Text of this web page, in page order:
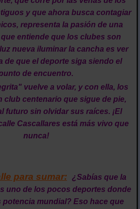
y que ahora busca contagiar
representa la pasión de una
entiende que los clubes son
nueva iluminar la cancha es ver
de que el deporte siga siendo el
de encuentro.
vuelve a volar, y con ella, los
club centenario que sigue de pie,
futuro sin olvidar sus raíces. ¡El
Cascallares está más vivo que
nunca!
para sumar:
¿Sabías que la
uno de los pocos deportes donde
potencia mundial? Eso hace que